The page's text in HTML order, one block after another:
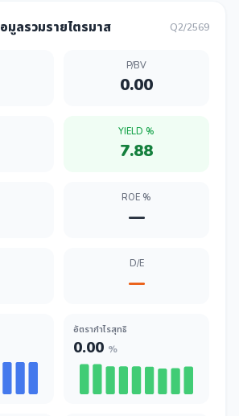
ลรวมรายไตรมาส Q2/2569
P/BV
0.00
YIELD %
7.88
ROE %
—
D/E
—
อัตรากำไรสุทธิ
0.00 %